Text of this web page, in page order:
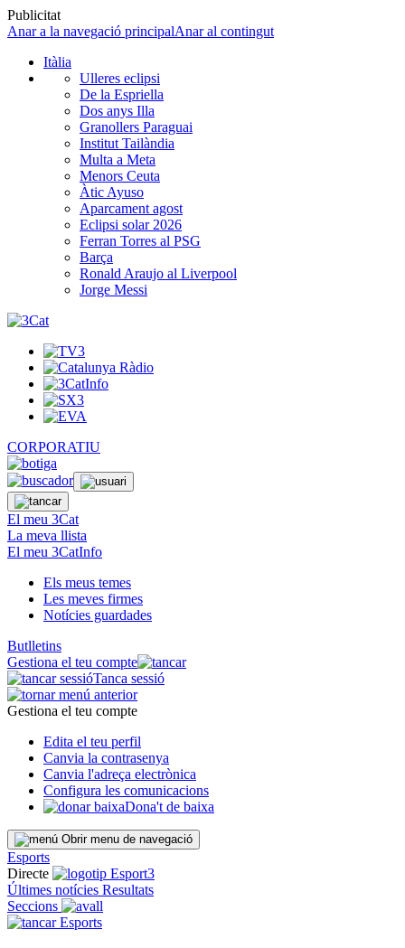
Publicitat
Anar a la navegació principalAnar al contingut
Itàlia
Ulleres eclipsi
De la Espriella
Dos anys Illa
Granollers Paraguai
Institut Tailàndia
Multa a Meta
Menors Ceuta
Àtic Ayuso
Aparcament agost
Eclipsi solar 2026
Ferran Torres al PSG
Barça
Ronald Araujo al Liverpool
Jorge Messi
CORPORATIU
El meu 3Cat
La meva llista
El meu 3CatInfo
Els meus temes
Les meves firmes
Notícies guardades
Butlletins
Gestiona el teu compte
Tanca sessió
Gestiona el teu compte
Edita el teu perfil
Canvia la contrasenya
Canvia l'adreça electrònica
Configura les comunicacions
Dona't de baixa
Obrir menu de navegació
Esports
Directe
Últimes notícies Resultats
Seccions
Esports